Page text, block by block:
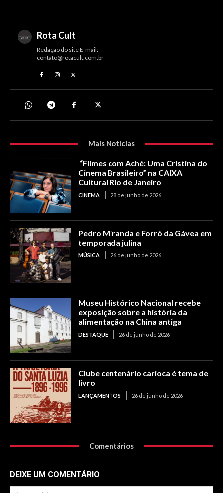
Rota Cult
Redação do site E-mail:
contato@rotacult.com.br
Mais Notícias
“Filmes com Aché: Uma Cristina do
Cinema Brasileiro” na CAIXA
Cultural Rio de Janeiro
CINEMA 28 de junho de 2026
Pedro Miranda e Forró da Gávea em
temporada julina
MÚSICA 26 de junho de 2026
Museu Histórico Nacional recebe
exposição sobre a história da
alimentação na China antiga
DESTAQUE 26 de junho de 2026
Clube centenário carioca é tema de
livro
LANÇAMENTOS 26 de junho de 2026
Comentários
DEIXE UM COMENTÁRIO